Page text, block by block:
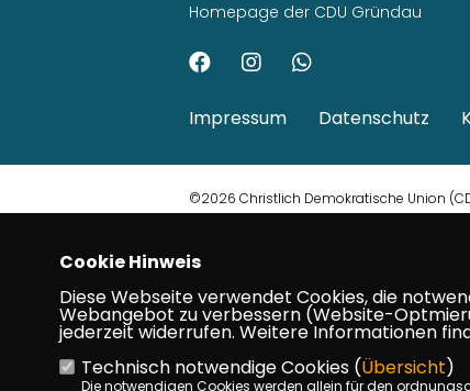
Homepage der CDU Gründau
Impressum Datenschutz
©2026 Christlich Demokratische Union
Cookie Hinweis
Diese Webseite verwendet Cookies, die
Webangebot zu verbessern (Website-
jederzeit widerrufen. Weitere Informationen
Technisch notwendige Cookies (Übersicht)
Die notwendigen Cookies werden allein für den